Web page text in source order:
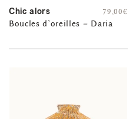
Chic alors
Boucles d’oreilles – Daria
79,00€